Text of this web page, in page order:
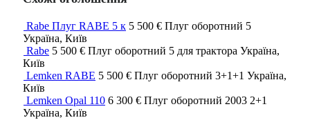
Rabe Плуг RABE 5 к 5 500 € Плуг оборотний 5
Україна, Київ
Rabe 5 500 € Плуг оборотний 5 для трактора Україна,
Київ
Lemken RABE 5 500 € Плуг оборотний 3+1+1 Україна,
Київ
Lemken Opal 110 6 300 € Плуг оборотний 2003 2+1
Україна, Київ